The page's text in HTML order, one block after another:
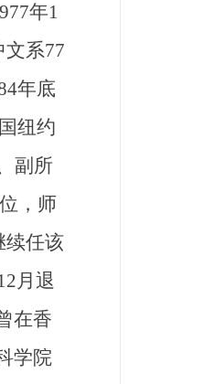
年1
系77
年底
纽约
副所
，师
续任该
月退
在香
学院